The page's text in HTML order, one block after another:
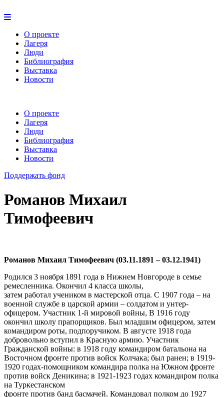
О проекте
Лагеря
Люди
Библиография
Выставка
Новости
О проекте
Лагеря
Люди
Библиография
Выставка
Новости
Поддержать фонд
Романов Михаил
Тимофеевич
Романов Михаил Тимофеевич (03.11.1891 – 03.12.1941)
Родился 3 ноября 1891 года в Нижнем Новгороде в семье
ремесленника. Окончил 4 класса школы,
затем работал учеником в мастерской отца. С 1907 года – на
военной службе в царской армии – солдатом и унтер-
офицером. Участник 1-й мировой войны, В 1916 году
окончил школу прапорщиков. Был младшим офицером, затем
командиром роты, подпоручиком. В августе 1918 года
добровольно вступил в Красную армию. Участник
Гражданской войны: в 1918 году командиром батальона на
Восточном фронте против войск Колчака; был ранен; в 1919-
1920 годах-помощником командира полка на Южном фронте
против войск Деникина; в 1921-1923 годах командиром полка
на Туркестанском
фронте против банд басмачей. Командовал полком до 1927